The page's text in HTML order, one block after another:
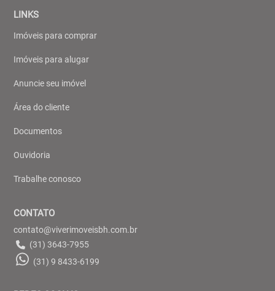
LINKS
Imóveis para comprar
Imóveis para alugar
Anuncie seu imóvel
Área do cliente
Documentos
Ouvidoria
Trabalhe conosco
CONTATO
contato@viverimoveisbh.com.br
(31) 3643-7955
(31) 9 8433-6199